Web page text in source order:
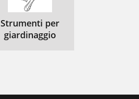
Strumenti per
giardinaggio